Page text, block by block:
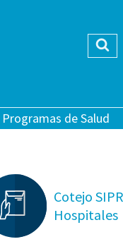
Programas de Salud
Cotejo
Hospitales